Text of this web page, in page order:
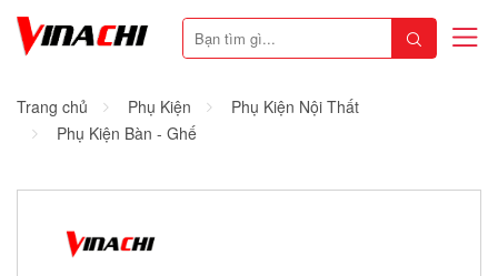
Trang chủ Phụ Kiện
Phụ Kiện Nội Thất
Phụ Kiện Bàn - Ghế